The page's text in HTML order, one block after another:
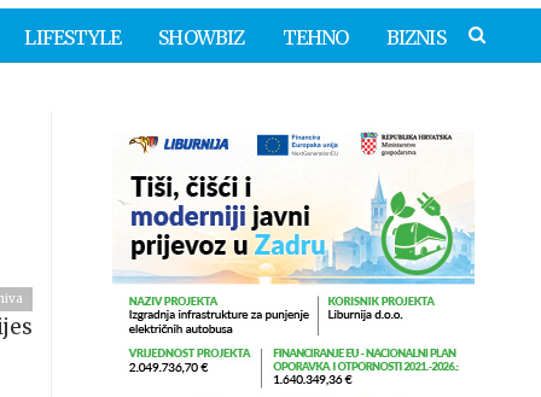
LIFESTYLE SHOWBIZ TEHNO BIZNIS